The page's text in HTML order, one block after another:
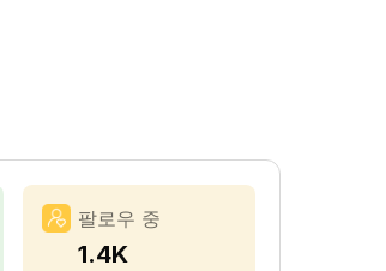
팔로우 중
1.4K